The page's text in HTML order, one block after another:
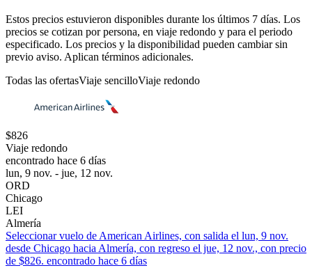
Estos precios estuvieron disponibles durante los últimos 7 días. Los
precios se cotizan por persona, en viaje redondo y para el periodo
especificado. Los precios y la disponibilidad pueden cambiar sin
previo aviso. Aplican términos adicionales.
Todas las ofertasViaje sencilloViaje redondo
$826
Viaje redondo
encontrado hace 6 días
lun, 9 nov. - jue, 12 nov.
ORD
Chicago
LEI
Almería
Seleccionar vuelo de American Airlines, con salida el lun, 9 nov.
desde Chicago hacia Almería, con regreso el jue, 12 nov., con precio
de $826. encontrado hace 6 días